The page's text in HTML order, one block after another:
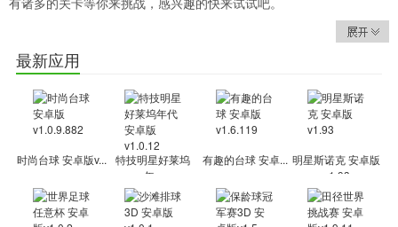
《真实模拟高尔夫球3D》是一款操作非常简单的高尔夫游戏。在
一个绿色的小岛上，享受全美丽卡通休闲风景，挑战不同的球场障
碍，用少的杆数击球入洞，完成所有18个关卡，获得高的积分。
最新应用
时尚台球 安卓版v...
特技明星好莱坞
年...
有趣的台球 安卓... 明星斯诺克 安卓版
v1.93